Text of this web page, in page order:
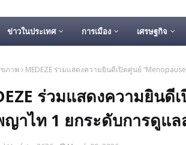
ข่าวในประเทศ การเมือง เศรษฐกิจ
ภาพ MEDEZE ร่วมแสดงความยินดีเปิดศูนย์
ร่วมแสดงความยิน
าไท 1 ยกระดับการดูแ